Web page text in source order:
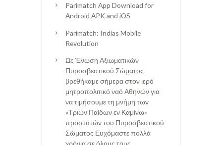
Parimatch App Download for
Android APK and iOS
Parimatch: Indias Mobile
Revolution
Ως Ένωση Αξιωματικών
Πυροσβεστικού Σώματος
βρεθήκαμε σήμερα στον ιερό
μητροπολιτικό ναό Αθηνών για
να τιμήσουμε τη μνήμη των
«Τριών Παίδων εν Καμίνω»
προστατών του Πυροσβεστικού
Σώματος Ευχόμαστε πολλά